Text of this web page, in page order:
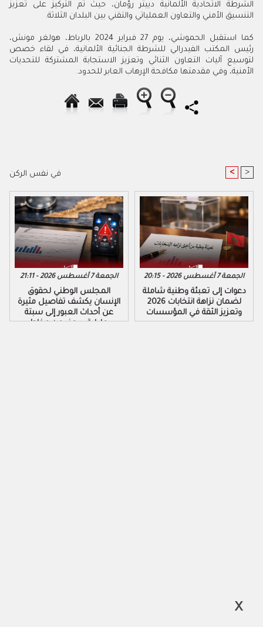
الشرطة الاتحادية الألمانية دييتر روّمان، حيث تم التركيز على تعزيز
التنسيق الأمني والتعاون العملياتي والتقني بين البلدان الثلاثة.
كما استقبل الحموشي، يوم 27 فبراير 2024 بالرباط، هولغر مونش،
رئيس المكتب الفيدرالي للشرطة الجنائية الألمانية، في لقاء خصص
لتوسيع آليات التعاون الثنائي وتعزيز الاستجابة المشتركة للتحديات
الأمنية، وفي مقدمتها مكافحة الإرهاب العابر للحدود.
في نفس الركن < >
الجمعة 7 أغسطس 2026 - 21:11
المجلس الوطني لحقوق
الإنسان يكشف تفاصيل مثيرة
عن أحداث العبور إلى سبتة
ومليلية ويحذر من مخاطر
الجمعة 7 أغسطس 2026 - 20:15
دعوات إلى تعبئة وطنية شاملة
لضمان نزاهة انتخابات 2026
وتعزيز الثقة في المؤسسات